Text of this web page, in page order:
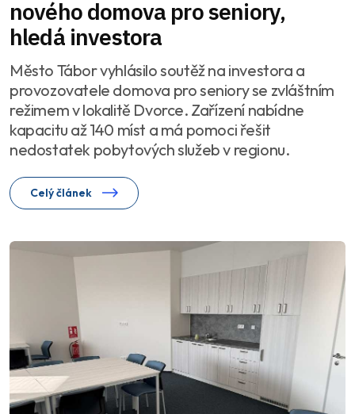
nového domova pro seniory,
hledá investora
Město Tábor vyhlásilo soutěž na investora a
provozovatele domova pro seniory se zvláštním
režimem v lokalitě Dvorce. Zařízení nabídne
kapacitu až 140 míst a má pomoci řešit
nedostatek pobytových služeb v regionu.
Celý článek